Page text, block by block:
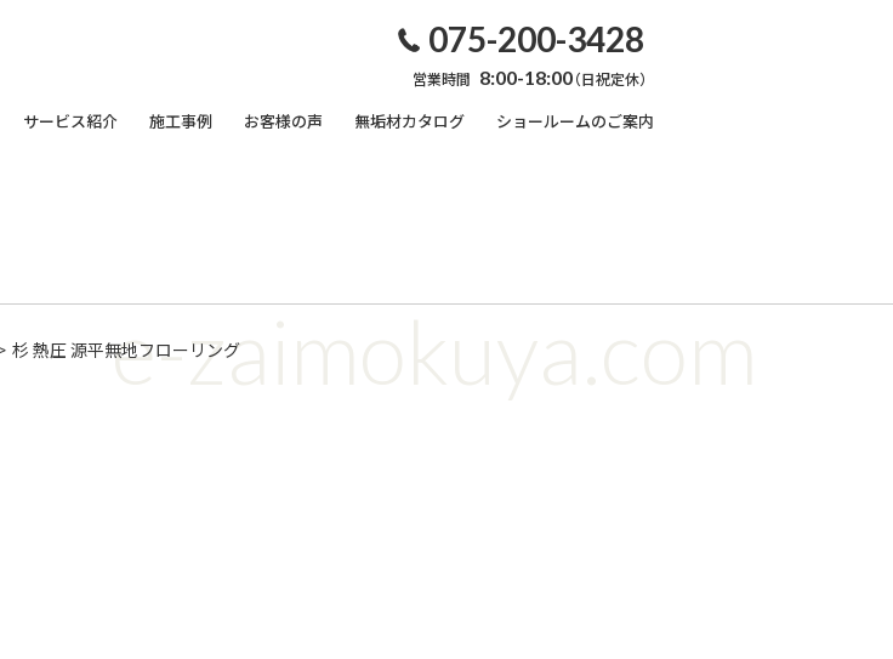
075-200-3428
営業時間 8:00-18:00（日祝定休）
住宅企業への進化の物語
サービス紹介
家具・インテリア
施工事例
リフォーム
お客様の声 無垢材カタログ
床暖房対応無垢材フローリング
天然オイルワックス
ショールームのご案内
e-zaimokuya.com
杉 熱圧 源平無地フローリング